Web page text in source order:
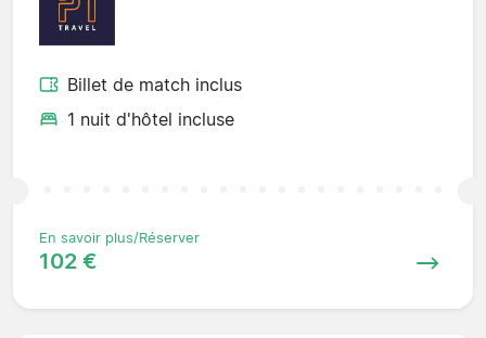
Billet de match inclus
1 nuit d'hôtel incluse
En savoir plus/Réserver
102 €